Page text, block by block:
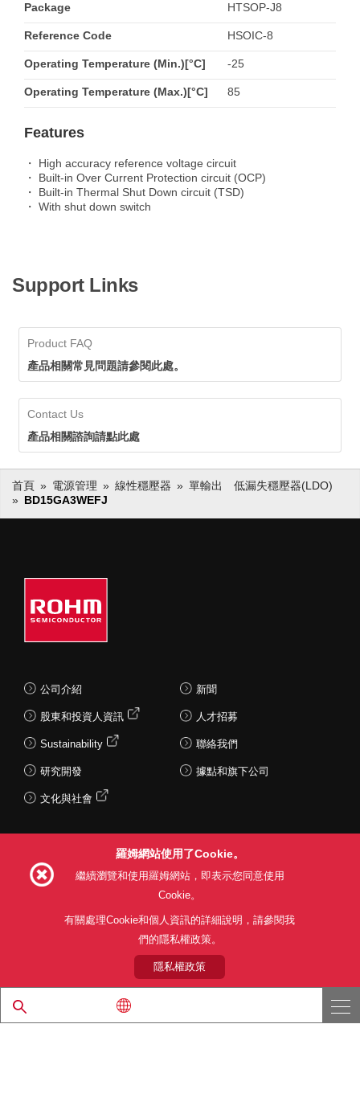
Package HTSOP-J8
Reference Code HSOIC-8
Operating Temperature (Min.)[°C] -25
Operating Temperature (Max.)[°C] 85
Features
・ High accuracy reference voltage circuit
・ Built-in Over Current Protection circuit (OCP)
・ Built-in Thermal Shut Down circuit (TSD)
・ With shut down switch
Support Links
Product FAQ
產品相關常見問題請參閱此處。
Contact Us
產品相關諮詢請點此處
首頁 電源管理 線性穩壓器
單輸出 低漏失穩壓器(LDO)
BD15GA3WEFJ
公司介紹
股東和投資人資訊
Sustainability
研究開發
文化與社會
新聞
人才招募
聯絡我們
據點和旗下公司
利用目的 隱私權政策
關於本公司產品銷售之標準條款(PDF)
© 1997 - 2026 ROHM CO., LTD. ALL RIGHTS RESERVED.
羅姆網站使用了Cookie。
繼續瀏覽和使用羅姆網站，即表示您同意使用
Cookie。
有關處理Cookie和個人資訊的詳細說明，請參閱我
們的隱私權政策。
隱私權政策